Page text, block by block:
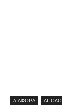
ΔΙΑΦΟΡΑ